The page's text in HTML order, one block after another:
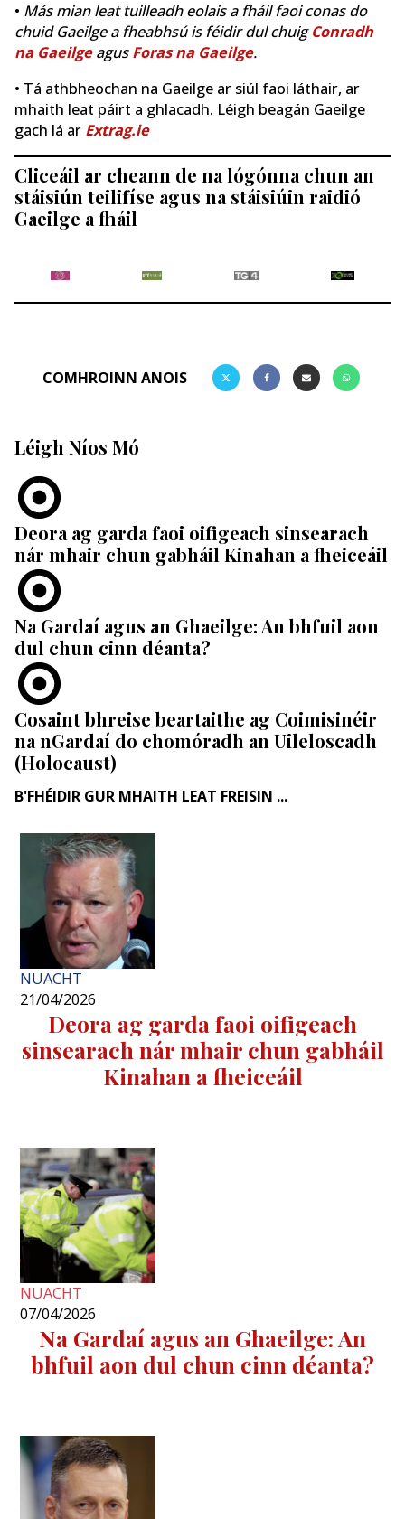
• Más mian leat tuilleadh eolais a fháil faoi conas do
chuid Gaeilge a fheabhsú is féidir dul chuigConradh
na GaeilgeagusForas na Gaeilge.
• Tá athbheochan na Gaeilge ar siúl faoi láthair, ar
mhaith leat páirt a ghlacadh. Léigh beagán Gaeilge
gach lá ar Extrag.ie
Cliceáil ar cheann de na lógónna chun an
stáisiún teilifíse agus na stáisiúin raidió
Gaeilge a fháil
COMHROINN ANOIS
Léigh Níos Mó
Deora ag garda faoi oifigeach sinsearach
nár mhair chun gabháil Kinahan a fheiceáil
Na Gardaí agus an Ghaeilge: An bhfuil aon
dul chun cinn déanta?
Cosaint bhreise beartaithe ag Coimisinéir
na nGardaí do chomóradh an Uileloscadh
(Holocaust)
B'FHÉIDIR GUR MHAITH LEAT FREISIN ...
NUACHT
21/04/2026
Deora ag garda faoi oifigeach
sinsearach nár mhair chun gabháil
Kinahan a fheiceáil
NUACHT
07/04/2026
Na Gardaí agus an Ghaeilge: An
bhfuil aon dul chun cinn déanta?